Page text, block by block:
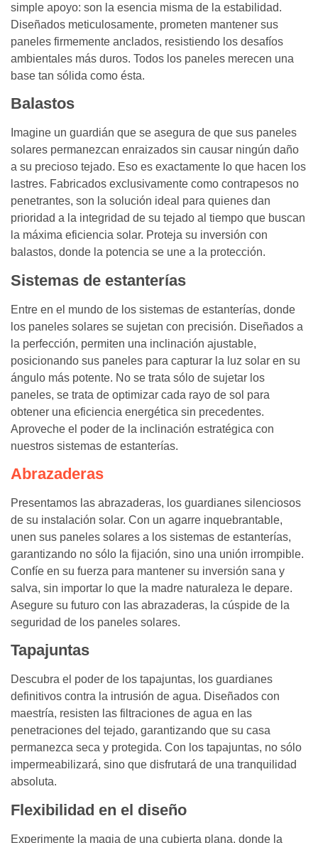
simple apoyo: son la esencia misma de la estabilidad.
Diseñados meticulosamente, prometen mantener sus
paneles firmemente anclados, resistiendo los desafíos
ambientales más duros. Todos los paneles merecen una
base tan sólida como ésta.
Balastos
Imagine un guardián que se asegura de que sus paneles
solares permanezcan enraizados sin causar ningún daño
a su precioso tejado. Eso es exactamente lo que hacen los
lastres. Fabricados exclusivamente como contrapesos no
penetrantes, son la solución ideal para quienes dan
prioridad a la integridad de su tejado al tiempo que buscan
la máxima eficiencia solar. Proteja su inversión con
balastos, donde la potencia se une a la protección.
Sistemas de estanterías
Entre en el mundo de los sistemas de estanterías, donde
los paneles solares se sujetan con precisión. Diseñados a
la perfección, permiten una inclinación ajustable,
posicionando sus paneles para capturar la luz solar en su
ángulo más potente. No se trata sólo de sujetar los
paneles, se trata de optimizar cada rayo de sol para
obtener una eficiencia energética sin precedentes.
Aproveche el poder de la inclinación estratégica con
nuestros sistemas de estanterías.
Abrazaderas
Presentamos las abrazaderas, los guardianes silenciosos
de su instalación solar. Con un agarre inquebrantable,
unen sus paneles solares a los sistemas de estanterías,
garantizando no sólo la fijación, sino una unión irrompible.
Confíe en su fuerza para mantener su inversión sana y
salva, sin importar lo que la madre naturaleza le depare.
Asegure su futuro con las abrazaderas, la cúspide de la
seguridad de los paneles solares.
Tapajuntas
Descubra el poder de los tapajuntas, los guardianes
definitivos contra la intrusión de agua. Diseñados con
maestría, resisten las filtraciones de agua en las
penetraciones del tejado, garantizando que su casa
permanezca seca y protegida. Con los tapajuntas, no sólo
impermeabilizará, sino que disfrutará de una tranquilidad
absoluta.
Flexibilidad en el diseño
Experimente la magia de una cubierta plana, donde la